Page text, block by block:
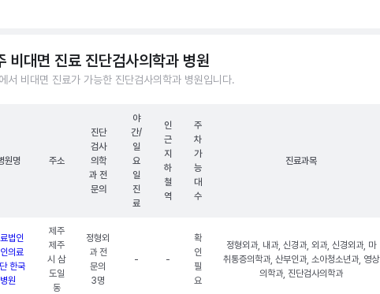
비대면 진료 진단검사의학과 병원
서 비대면 진료가 가능한 진단검사의학과 병원입니다.
원명 주소
진단
검사
의학
과 전
문의
야
간/
일
요
일
진
료
인
근
지
하
철
역
주
차
가
능
대
수
진료과목
법인
의료
한국
병원
제주
제주
시 삼
도일
동
정형외
과 전
문의
3명
- -
확
인
필
요
정형외과, 내과, 신경과, 외과, 신경외과, 마
취통증의학과, 산부인과, 소아청소년과, 영상
의학과, 진단검사의학과